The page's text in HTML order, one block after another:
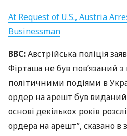
At Request of U.S., Austria
Businessman
BBC:Австрійська поліція
Фірташа не був пов’язаний
політичними подіями в
ордер на арешт був
основі декількох років
ордера на арешт”, сказано в